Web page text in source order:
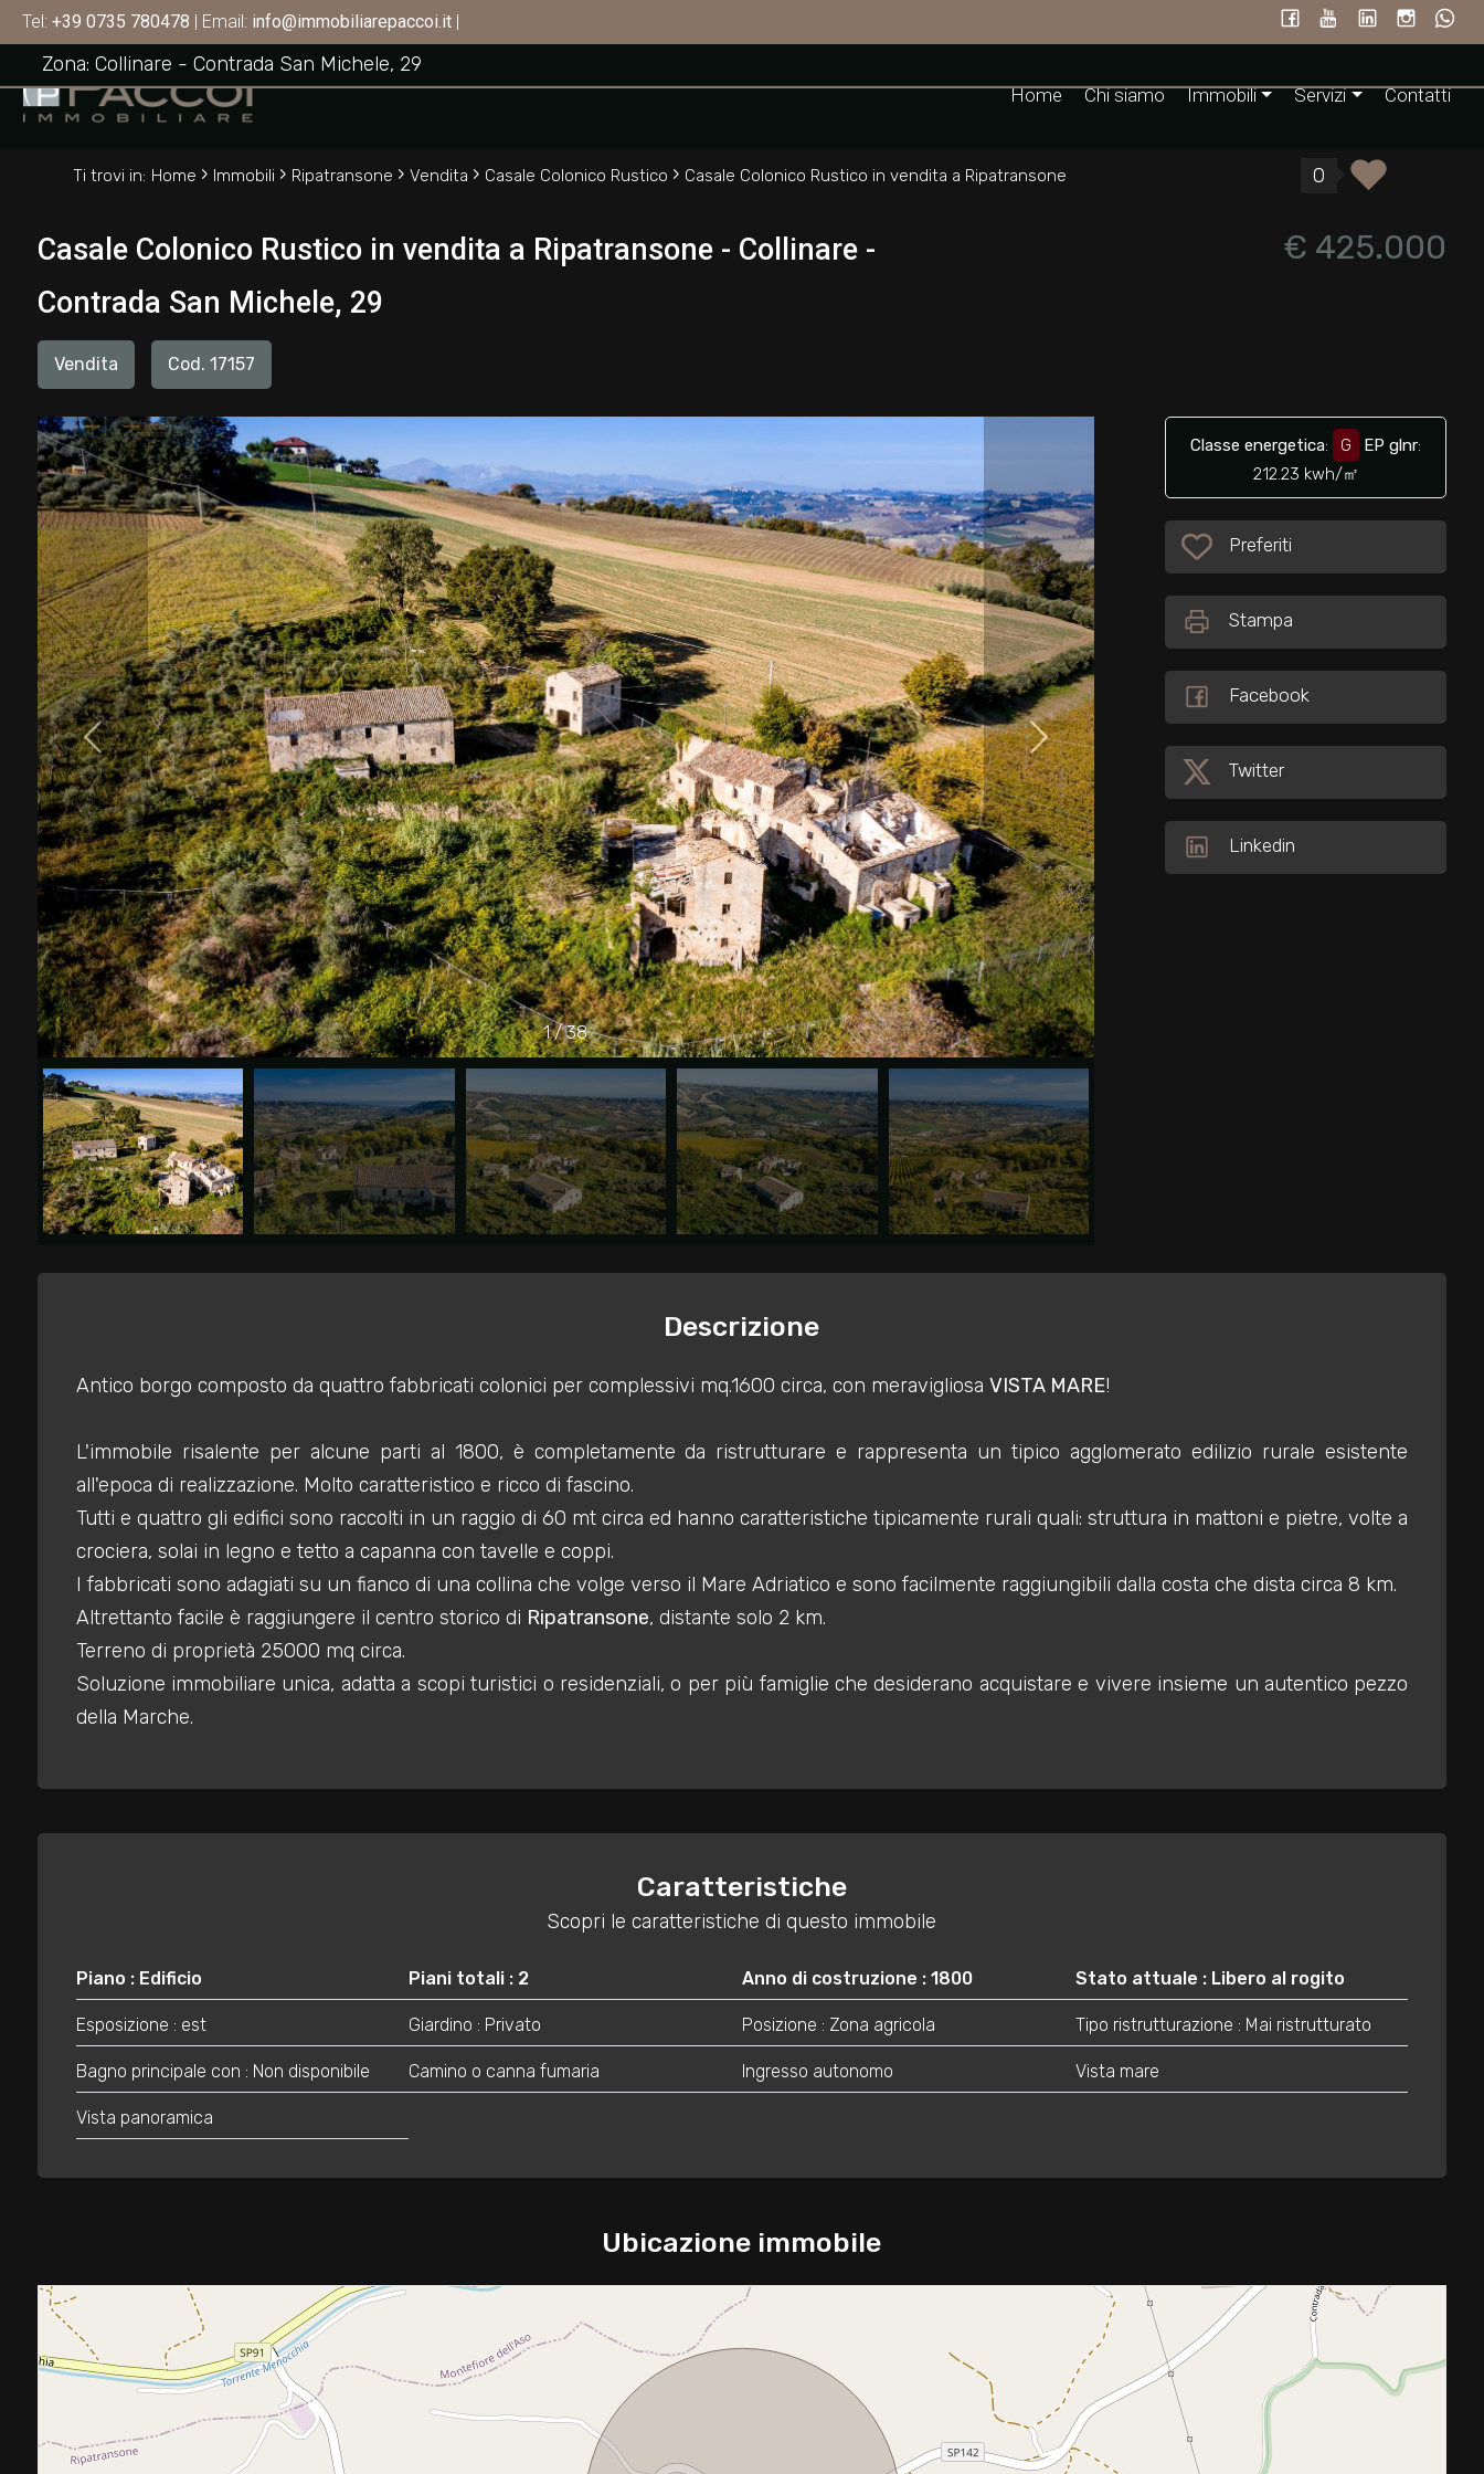
Tel: +39 0735 780478 | Email: info@immobiliarepaccoi.it |
Home Chi siamo Immobili Servizi Contatti
RIPATRANSONE
Zona: Collinare - Contrada San Michele, 29
Ti trovi in: Home › Immobili › Ripatransone › Vendita › Casale Colonico Rustico › Casale Colonico Rustico in vendita a Ripatransone 0
Casale Colonico Rustico in vendita a Ripatransone - Collinare -
Contrada San Michele, 29
Vendita Cod. 17157
€ 425.000
1 / 38
Classe energetica: G EP glnr:
212.23 kwh/㎡
Preferiti: Cod. 17157
Preferiti
Stampa
Facebook
Twitter
Linkedin
Descrizione
Antico borgo composto da quattro fabbricati colonici per complessivi mq.1600 circa, con meravigliosa VISTA MARE!
L'immobile risalente per alcune parti al 1800, è completamente da ristrutturare e rappresenta un tipico agglomerato edilizio rurale esistente
all'epoca di realizzazione. Molto caratteristico e ricco di fascino.
Tutti e quattro gli edifici sono raccolti in un raggio di 60 mt circa ed hanno caratteristiche tipicamente rurali quali: struttura in mattoni e pietre, volte a
crociera, solai in legno e tetto a capanna con tavelle e coppi.
I fabbricati sono adagiati su un fianco di una collina che volge verso il Mare Adriatico e sono facilmente raggiungibili dalla costa che dista circa 8 km.
Altrettanto facile è raggiungere il centro storico di Ripatransone, distante solo 2 km.
Terreno di proprietà 25000 mq circa.
Soluzione immobiliare unica, adatta a scopi turistici o residenziali, o per più famiglie che desiderano acquistare e vivere insieme un autentico pezzo
della Marche.
Caratteristiche
Scopri le caratteristiche di questo immobile
Piano : Edificio Piani totali : 2 Anno di costruzione : 1800 Stato attuale : Libero al rogito
Esposizione : est Giardino : Privato Posizione : Zona agricola Tipo ristrutturazione : Mai ristrutturato
Bagno principale con : Non disponibile Camino o canna fumaria Ingresso autonomo Vista mare
Vista panoramica
Ubicazione immobile
HOME
SIAMO
IMMOBILI
SERVIZI
CONTATTI
Codice
Contratto
Vendita
Affitto
Scegli
dove
cercare
Provincia
Comune
Tipologia
-
multiscelta
Qualsiasi
Residenziali
Commerciali
Industriali
Terreni
Totale
Qualsiasi
5+
minimi
Qualsiasi